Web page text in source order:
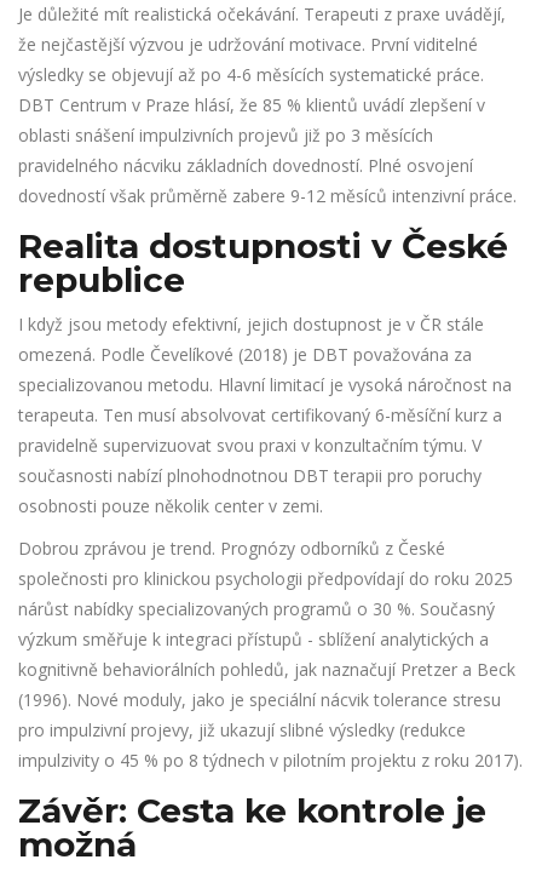
Je důležité mít realistická očekávání. Terapeuti z praxe uvádějí,
že nejčastější výzvou je udržování motivace. První viditelné
výsledky se objevují až po 4-6 měsících systematické práce.
DBT Centrum v Praze hlásí, že 85 % klientů uvádí zlepšení v
oblasti snášení impulzivních projevů již po 3 měsících
pravidelného nácviku základních dovedností. Plné osvojení
dovedností však průměrně zabere 9-12 měsíců intenzivní práce.
Realita dostupnosti v České
republice
I když jsou metody efektivní, jejich dostupnost je v ČR stále
omezená. Podle Čevelíkové (2018) je DBT považována za
specializovanou metodu. Hlavní limitací je vysoká náročnost na
terapeuta. Ten musí absolvovat certifikovaný 6-měsíční kurz a
pravidelně supervizuovat svou praxi v konzultačním týmu. V
současnosti nabízí plnohodnotnou DBT terapii pro poruchy
osobnosti pouze několik center v zemi.
Dobrou zprávou je trend. Prognózy odborníků z České
společnosti pro klinickou psychologii předpovídají do roku 2025
nárůst nabídky specializovaných programů o 30 %. Současný
výzkum směřuje k integraci přístupů - sblížení analytických a
kognitivně behaviorálních pohledů, jak naznačují Pretzer a Beck
(1996). Nové moduly, jako je speciální nácvik tolerance stresu
pro impulzivní projevy, již ukazují slibné výsledky (redukce
impulzivity o 45 % po 8 týdnech v pilotním projektu z roku 2017).
Závěr: Cesta ke kontrole je
možná